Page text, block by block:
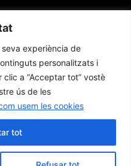
experiència de
personalitzats i
a “Acceptar tot” vostè
ús de les
usem les cookies
tot
a la
d’euros
a